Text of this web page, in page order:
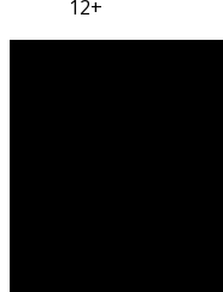
12+